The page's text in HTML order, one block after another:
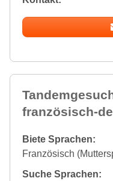
französisch-
Biete Sprachen:
Französisch
Suche Sprachen: